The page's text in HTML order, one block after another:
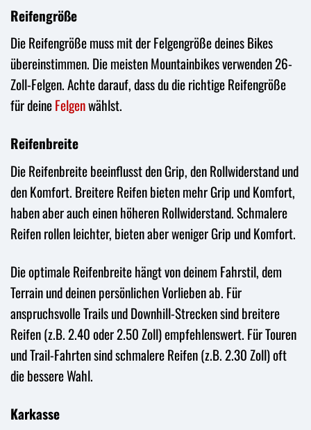
Reifengröße
Die Reifengröße muss mit der Felgengröße deines Bikes
übereinstimmen. Die meisten Mountainbikes verwenden 26-
Zoll-Felgen. Achte darauf, dass du die richtige Reifengröße
für deineFelgenwählst.
Reifenbreite
Die Reifenbreite beeinflusst den Grip, den Rollwiderstand und
den Komfort. Breitere Reifen bieten mehr Grip und Komfort,
haben aber auch einen höheren Rollwiderstand. Schmalere
Reifen rollen leichter, bieten aber weniger Grip und Komfort.
Die optimale Reifenbreite hängt von deinem Fahrstil, dem
Terrain und deinen persönlichen Vorlieben ab. Für
anspruchsvolle Trails und Downhill-Strecken sind breitere
Reifen (z.B. 2.40 oder 2.50 Zoll) empfehlenswert. Für Touren
und Trail-Fahrten sind schmalere Reifen (z.B. 2.30 Zoll) oft
die bessere Wahl.
Karkasse